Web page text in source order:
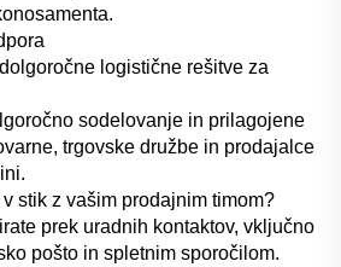
logistične rešitve za
sodelovanje in prilagojene
trgovske družbe in prodajalce
stik z vašim prodajnim timom?
prek uradnih kontaktov, vključno
pošto in spletnim sporočilom.